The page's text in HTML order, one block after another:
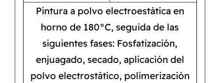
Pintura a polvo electroestática en
horno de 180°C, seguida de las
siguientes fases: Fosfatización,
enjuagado, secado, aplicación del
polvo electrostático, polimerización